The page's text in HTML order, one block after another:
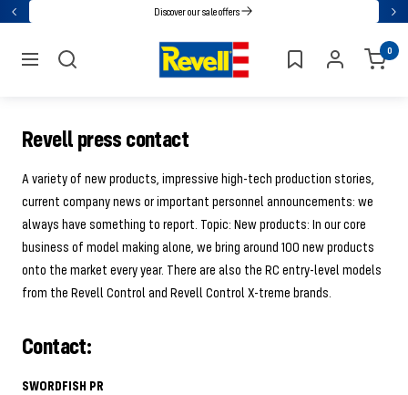
GoBack Discover our sale offers
navigation
Revell 0
Revell press contact
A variety of new products, impressive high-tech production stories,
current company news or important personnel announcements: we
always have something to report. Topic: New products: In our core
business of model making alone, we bring around 100 new products
onto the market every year. There are also the RC entry-level models
from the Revell Control and Revell Control X-treme brands.
Contact:
SWORDFISH PR